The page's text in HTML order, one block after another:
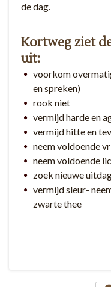
de dag.
Kortweg ziet
uit:
voorkom
en spreken)
rook niet
vermijd harde en
vermijd hitte en
neem voldoende
neem voldoende
zoek nieuwe
vermijd sleur-
zwarte thee